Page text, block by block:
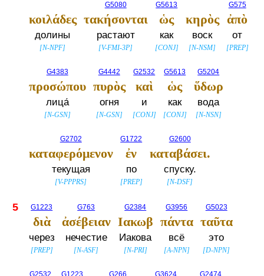
κοιλάδες
долины
[N-NPF]
G5080
τακήσονται
растают
[V-FMI-3P]
G5613
ὡς
как
[CONJ]
κηρὸς
воск
[N-NSM]
G575
ἀπὸ
от
[PREP]
G4383
προσώπου
лица́
[N-GSN]
G4442
πυρὸς
огня
[N-GSN]
G2532
καὶ
и
[CONJ]
G5613
ὡς
как
[CONJ]
G5204
ὕδωρ
вода
[N-NSN]
G2702
καταφερόμενον
текущая
[V-PPPRS]
G1722
ἐν
по
[PREP]
G2600
καταβάσει.
спуску.
[N-DSF]
5 G1223
διὰ
через
[PREP]
G763
ἀσέβειαν
нечестие
[N-ASF]
G2384
Ιακωβ
Иакова
[N-PRI]
G3956
πάντα
всё
[A-NPN]
G5023
ταῦτα
это
[D-NPN]
G2532 G1223 G266 G3624 G2474